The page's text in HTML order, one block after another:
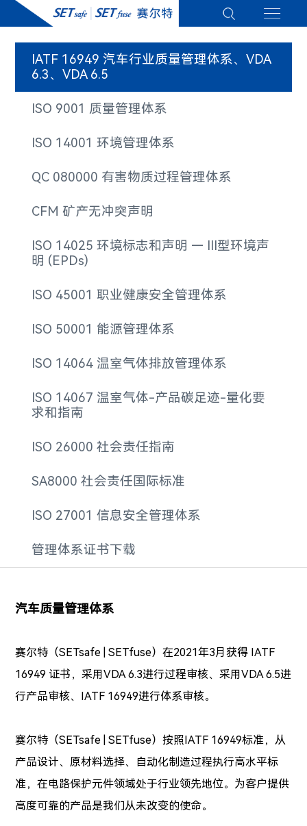
IATF 16949 汽车行业质量管理体系、VDA
6.3、VDA 6.5
ISO 9001 质量管理体系
ISO 14001 环境管理体系
QC 080000 有害物质过程管理体系
CFM​ 矿产无冲突声明
ISO 14025 环境标志和声明 — III型环境声
明 (EPDs)
ISO 45001 职业健康安全管理体系
ISO 50001 能源管理体系
ISO 14064 温室气体排放管理体系
ISO 14067 温室气体-产品碳足迹-量化要
求和指南
ISO 26000 社会责任指南
SA8000 社会责任国际标准
ISO 27001 信息安全管理体系
管理体系证书下载
汽车质量管理体系
赛尔特（SETsafe | SETfuse）在2021年3月获得 IATF
16949 证书，采用VDA 6.3进行过程审核、采用VDA 6.5进
行产品审核、IATF 16949进行体系审核。
赛尔特（SETsafe | SETfuse）按照IATF 16949标准，从
产品设计、原材料选择、自动化制造过程执行高水平标
准，在电路保护元件领域处于行业领先地位。 为客户提供
高度可靠的产品是我们从未改变的使命。